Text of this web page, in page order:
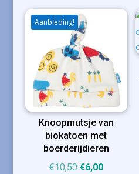
was:
€27,00.
is:
Aanbieding!
Knoopmutsje van
biokatoen met
boerderijdieren
€10,50 Oorspronkelijke
€6,00Huidige